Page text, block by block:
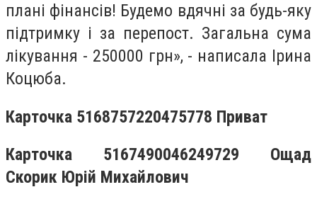
плані фінансів! Будемо вдячні за будь-яку
підтримку і за перепост. Загальна сума
лікування - 250000 грн», - написала Ірина
Коцюба.
Карточка 5168757220475778 Приват
Карточка 5167490046249729 Ощад
Скорик Юрій Михайлович